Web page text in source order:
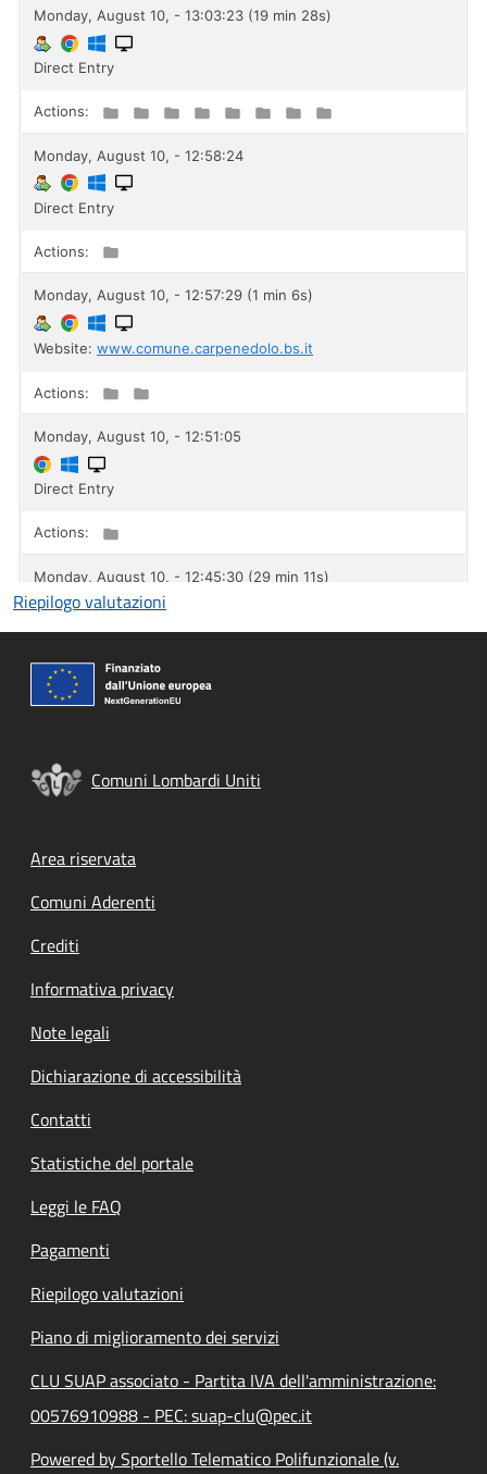
Riepilogo valutazioni
Comuni Lombardi Uniti
Footer menu
Area riservata
Comuni Aderenti
Crediti
Informativa privacy
Note legali
Dichiarazione di accessibilità
Contatti
Statistiche del portale
Leggi le FAQ
Pagamenti
Riepilogo valutazioni
Piano di miglioramento dei servizi
CLU SUAP associato - Partita IVA dell'amministrazione:
00576910988 - PEC: suap-clu@pec.it
Powered by Sportello Telematico Polifunzionale (v.